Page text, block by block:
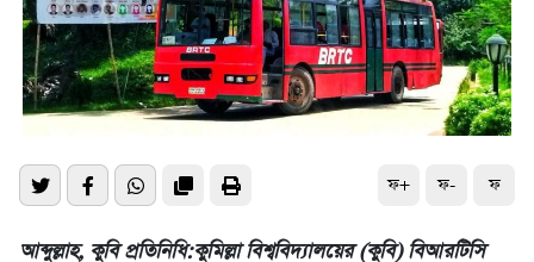
ফ+ ফ- ফ
আব্দুল্লাহ, কুবি প্রতিনিধি:কুমিল্লা বিশ্ববিদ্যালয়ের (কুবি) বিআরটিসি